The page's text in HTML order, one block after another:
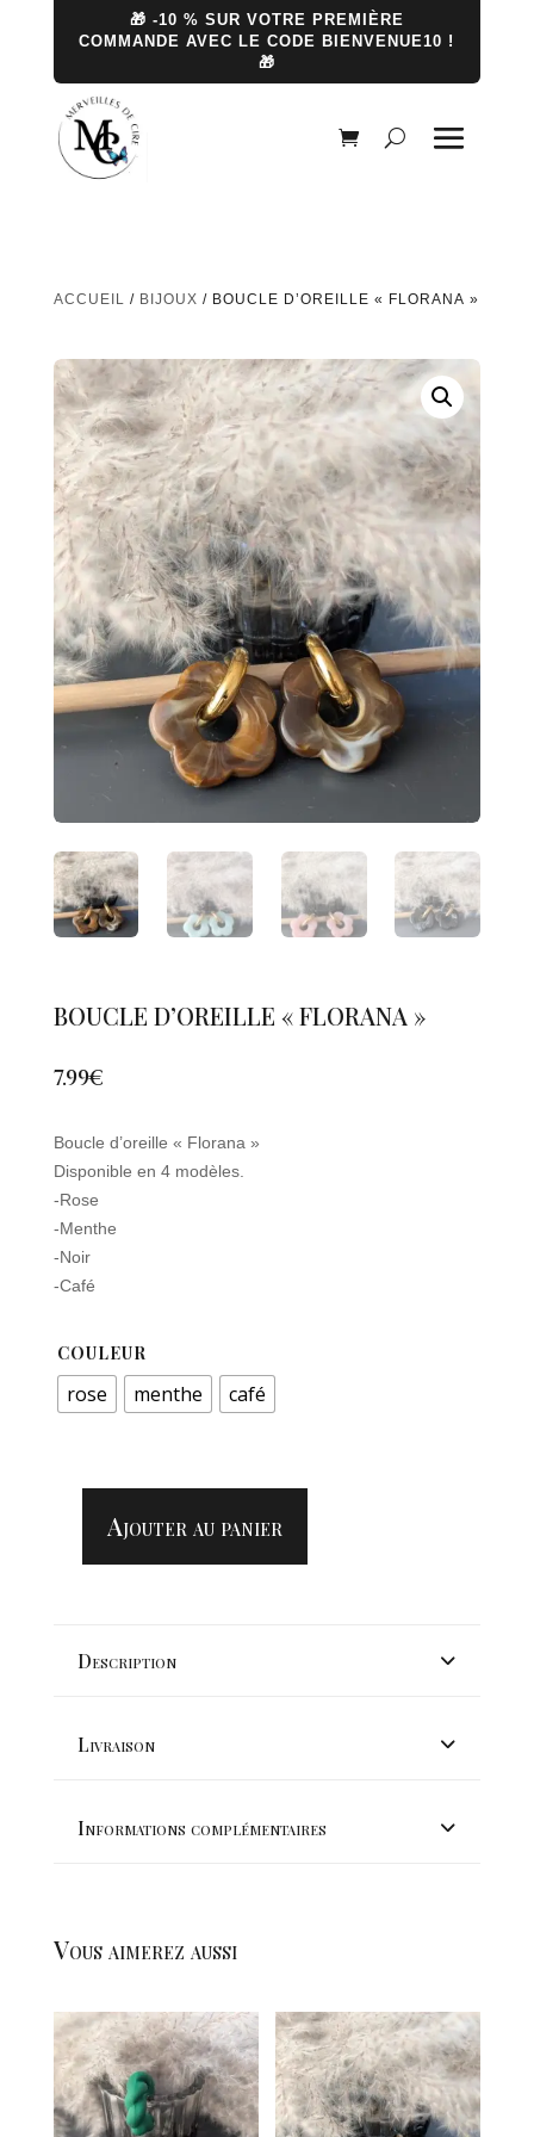
🎁 -10 % SUR VOTRE PREMIÈRE
COMMANDE AVEC LE CODE BIENVENUE10 !
🎁
ACCUEIL / BIJOUX / BOUCLE D’OREILLE « FLORANA »
BOUCLE D’OREILLE « FLORANA »
7.99€
Boucle d’oreille « Florana »
Disponible en 4 modèles.
-Rose
-Menthe
-Noir
-Café
COULEUR
rose menthe café
QUANTITÉAjouter au panier
Description
Livraison
Informations complémentaires
Vous aimerez aussi